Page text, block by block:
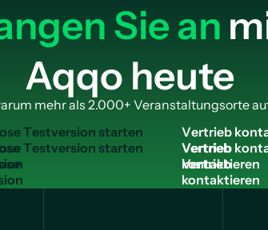
Sie an
Aqqo heute
mehr als 2.000+ Veranstaltungsorte
oseTestversion starten
Vertriebkont
Vertrieb
kontaktieren